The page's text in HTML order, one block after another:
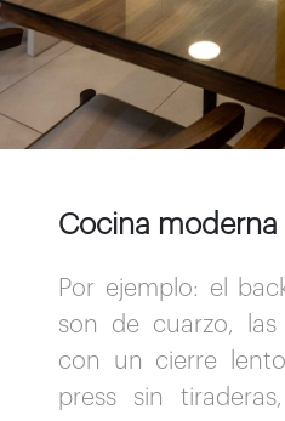
Cocina moderna
Por ejemplo: el
son de cuarzo,
con un cierre
press sin